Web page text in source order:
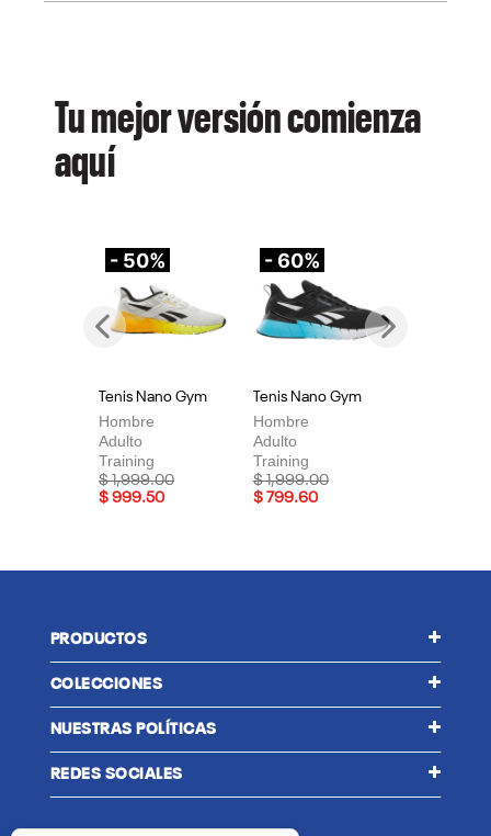
Tu mejor versión comienza
aquí
- 50%
Tenis Nano Gym
Hombre
Adulto
Training
Price reduced from
$ 1,999.00to
$ 999.50
- 60%
Tenis Nano Gym
Hombre
Adulto
Training
Price reduced from
$ 1,999.00to
$ 799.60
Previous
PRODUCTOS
COLECCIONES
NUESTRAS POLÍTICAS
REDES SOCIALES